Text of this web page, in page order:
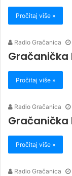
Pročitaj više »
Radio Gračanica
Gračanička
Pročitaj više »
Radio Gračanica
Gračanička
Pročitaj više »
Radio Gračanica